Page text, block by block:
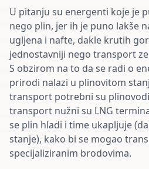
U pitanju su energenti koje je
nego plin, jer ih je puno lakše
ugljena i nafte, dakle krutih
jednostavniji nego transport
S obzirom na to da se radi o
prirodi nalazi u plinovitom
transport potrebni su
transport nužni su LNG
se plin hladi i time ukapljuje
stanje), kako bi se mogao
specijaliziranim brodovima.